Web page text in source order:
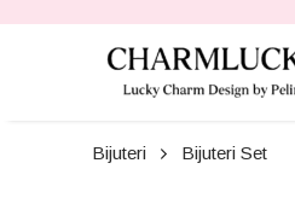
Bijuteri Bijuteri Set